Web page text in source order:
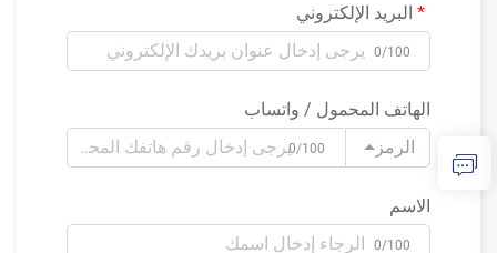
البريد الإلكتروني
0/100
الهاتف المحمول / واتساب
الرمز
0/100
الاسم
0/100